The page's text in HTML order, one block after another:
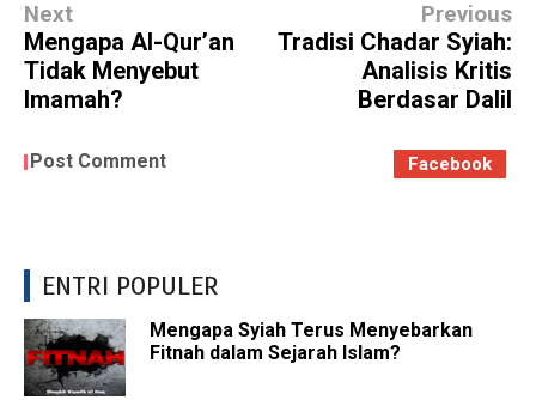
Next
Mengapa Al-Qur’an
Tidak Menyebut
Imamah?
Previous
Tradisi Chadar Syiah:
Analisis Kritis
Berdasar Dalil
Post Comment Facebook
ENTRI POPULER
Mengapa Syiah Terus Menyebarkan
Fitnah dalam Sejarah Islam?